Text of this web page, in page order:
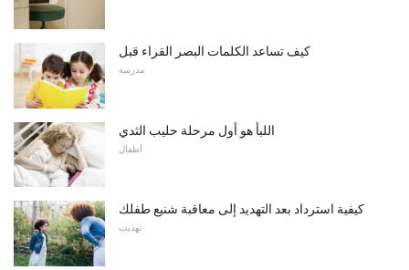
كيف تساعد الكلمات البصر القراء قبل
مدرسة
اللبأ هو أول مرحلة حليب الثدي
أطفال
كيفية استرداد بعد التهديد إلى معاقبة شنيع طفلك
تهذيب